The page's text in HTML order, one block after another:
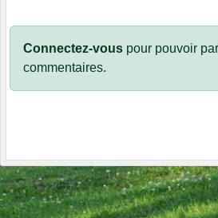
Connectez-vous pour pouvoir
commentaires.